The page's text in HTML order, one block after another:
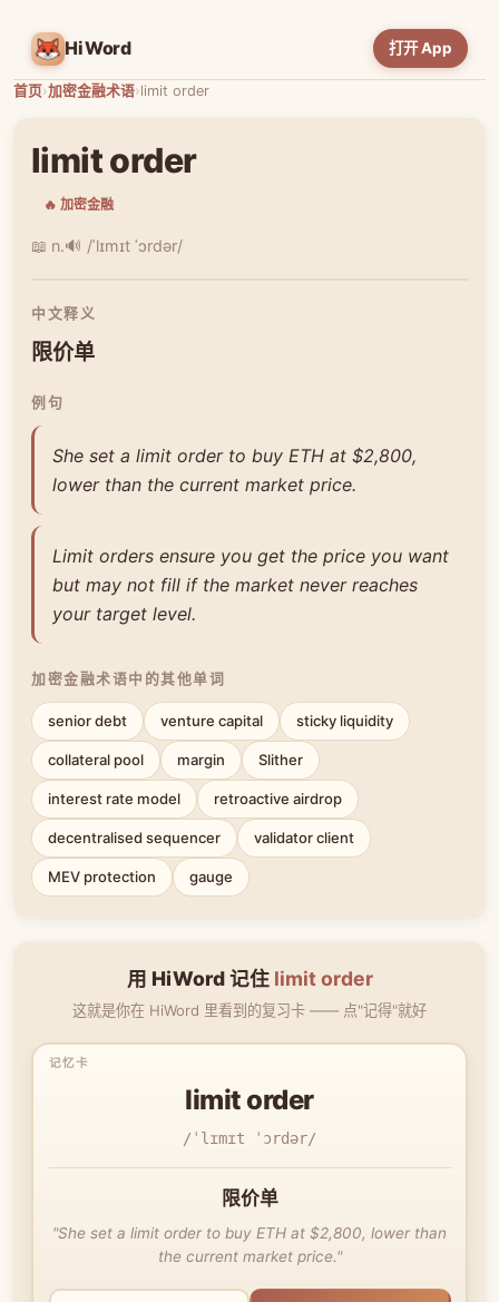
HiWord 打开 App
首页›加密金融术语›limit order
limit order
🔥 加密金融
📖 n.🔊 /ˈlɪmɪt ˈɔrdər/
中文释义
限价单
例句
She set a limit order to buy ETH at $2,800,
lower than the current market price.
Limit orders ensure you get the price you want
but may not fill if the market never reaches
your target level.
加密金融术语中的其他单词
senior debt venture capital sticky liquidity
collateral pool margin Slither
interest rate model retroactive airdrop
decentralised sequencer validator client
MEV protection gauge
用 HiWord 记住 limit order
这就是你在 HiWord 里看到的复习卡 —— 点"记得"就好
limit order
/ˈlɪmɪt ˈɔrdər/
限价单
"She set a limit order to buy ETH at $2,800, lower than
the current market price."